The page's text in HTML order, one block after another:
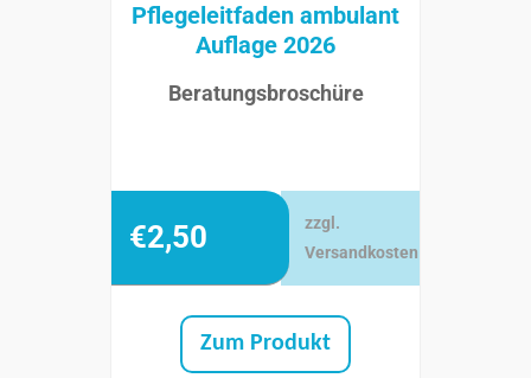
Pflegeleitfaden ambulant
Auflage 2026
Beratungsbroschüre
€2,50
zzgl.
Versandkosten
Zum Produkt